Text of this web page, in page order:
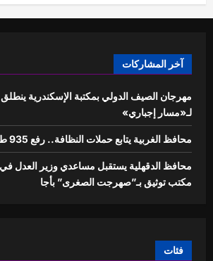
آخر المشاركات
مهرجان الصيف الدولي بمكتبة الإسكندرية
لـ«مسار إجباري»
محافظ الغربية يتابع حملات النظافة.. رفع 935 طنًا من بؤر المخلفات
محافظ الدقهلية يستقبل مساعدي وزير العدل في
مكتب توثيق بـ”صهرجت الصغرى” بأجا
فئات